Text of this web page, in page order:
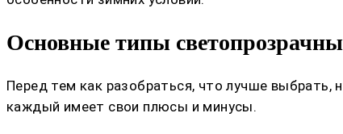
Основные типы
Перед тем как разобраться, что лучше выбрать,
каждый имеет свои плюсы и минусы.